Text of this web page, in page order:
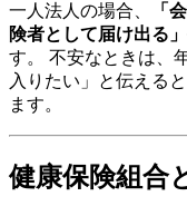
一人法人の場合、
「
険者として届け出る
す。 不安なときは、
入りたい」と伝える
ます。
健康保険組合